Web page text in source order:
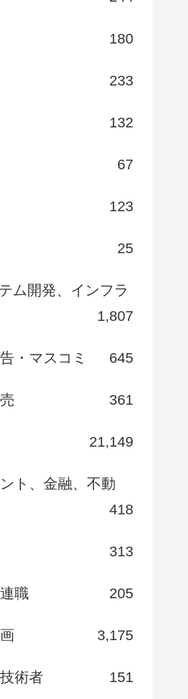
180
233
132
67
123
25
ム開発、インフラ
1,807
・マスコミ 645
361
21,149
ト、金融、不動
418
313
職 205
3,175
術者 151